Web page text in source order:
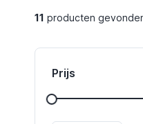
11 producten
Prijs